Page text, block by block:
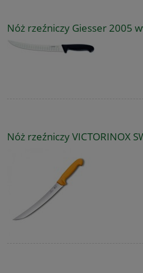
Nóż rzeźniczy Giesser 2005
Nóż rzeźniczy VICTORINOX